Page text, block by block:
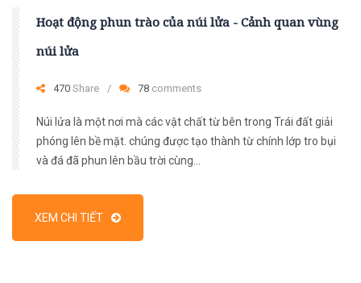
Hoạt động phun trào của núi lửa - Cảnh quan vùng
núi lửa
470 Share 78 comments
Núi lửa là một nơi mà các vật chất từ bên trong Trái đất giải
phóng lên bề mặt. chúng được tạo thành từ chính lớp tro bụi
và đá đã phun lên bầu trời cùng...
XEM CHI TIẾT